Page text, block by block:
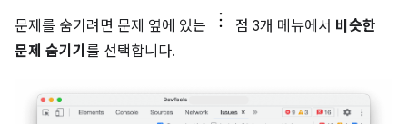
문제를 숨기려면 문제 옆에 있는 점 3개 메뉴에서 비슷한
문제 숨기기 를 선택합니다.